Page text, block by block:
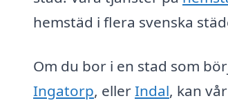
hemstäd i flera svenska
Om du bor i en stad som
Ingatorp, ellerIndal, kan